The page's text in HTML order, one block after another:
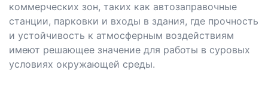
коммерческих зон, таких как автозаправочные
станции, парковки и входы в здания, где прочность
и устойчивость к атмосферным воздействиям
имеют решающее значение для работы в суровых
условиях окружающей среды.